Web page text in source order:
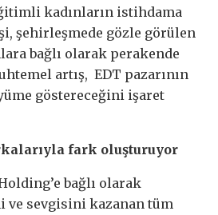
kadınların istihdama
şehirleşmede gözle görülen
bağlı olarak perakende
artış, EDT pazarının
göstereceğini işaret
fark oluşturuyor
bağlı olarak
sevgisini kazanan tüm